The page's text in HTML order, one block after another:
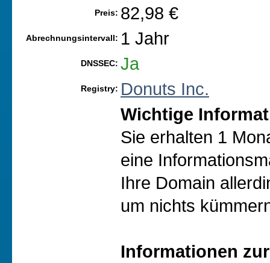
Preis: 82,98 €
Abrechnungsintervall: 1 Jahr
DNSSEC: Ja
Registry: Donuts Inc.
Wichtige
Sie erhalten 1
eine
Ihre Domain
um nichts
Informationen